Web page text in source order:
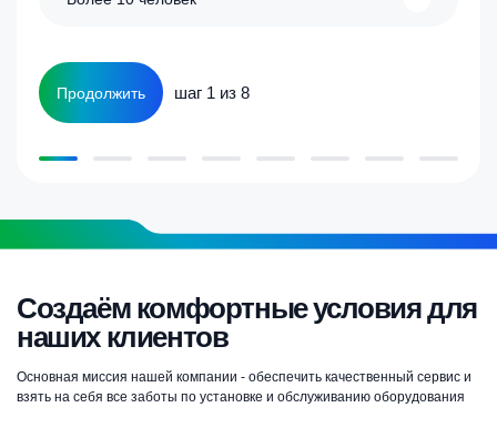
Продолжить шаг 1 из 8
Создаём комфортные условия для
наших клиентов
Основная миссия нашей компании - обеспечить качественный сервис и
взять на себя все заботы по установке и обслуживанию оборудования